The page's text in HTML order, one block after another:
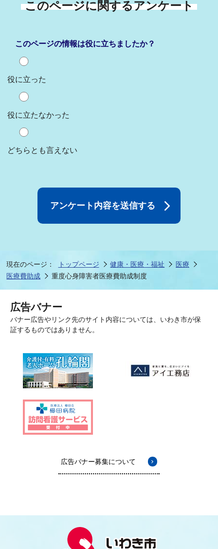
このページに関するアンケート
このページの情報は役に立ちましたか？
役に立った
役に立たなかった
どちらとも言えない
現在のページ： トップページ 健康・医療・福祉
医療
医療費助成
重度心身障害者医療費助成制度
広告バナー
バナー広告やリンク先のサイト内容については、いわき市が保
証するものではありません。
広告バナー募集について